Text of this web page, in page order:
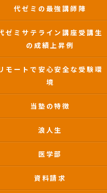
代ゼミの最強講師陣
ゼミサテライン講座受講生
の成績上昇例
モートで安心安全な受験環
境
当塾の特徴
浪人生
医学部
資料請求